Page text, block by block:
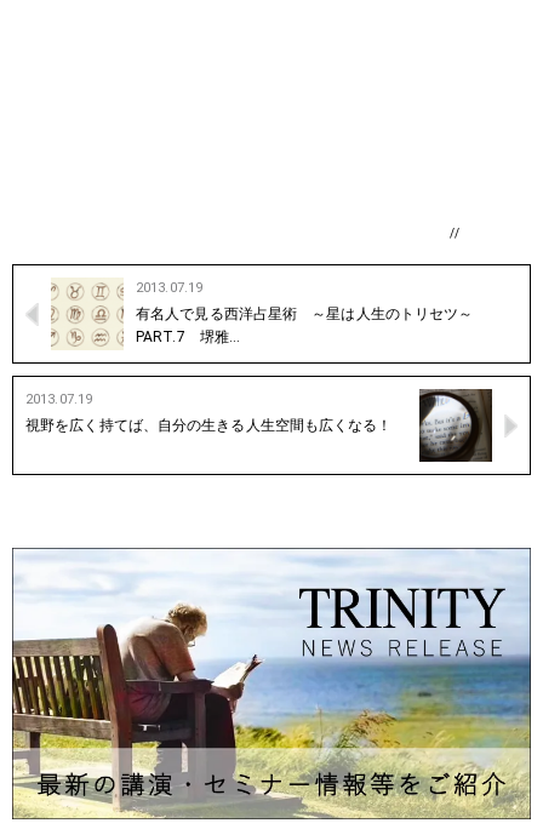
//
2013.07.19
有名人で見る西洋占星術 ～星は人生のトリセツ～
PART.7 堺雅…
2013.07.19
視野を広く持てば、自分の生きる人生空間も広くなる！